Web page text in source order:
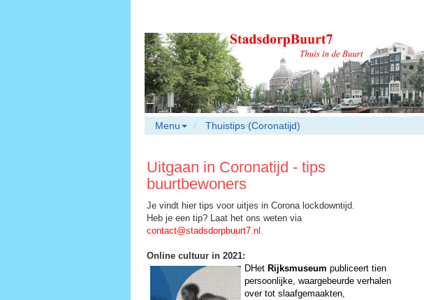
Menu Thuistips (Coronatijd)
Uitgaan in Coronatijd - tips
buurtbewoners
Je vindt hier tips voor uitjes in Corona lockdowntijd.
Heb je een tip? Laat het ons weten via
contact@stadsdorpbuurt7.nl .
Online cultuur in 2021:
DHet Rijksmuseum publiceert tien
persoonlijke, waargebeurde verhalen
over tot slaafgemaakten,